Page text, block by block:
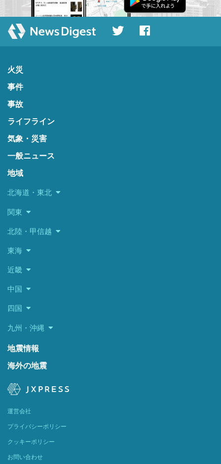
火災
事件
事故
ライフライン
気象・災害
一般ニュース
地域
北海道・東北
関東
北陸・甲信越
東海
近畿
中国
四国
九州・沖縄
地震情報
海外の地震
運営会社
プライバシーポリシー
クッキーポリシー
お問い合わせ